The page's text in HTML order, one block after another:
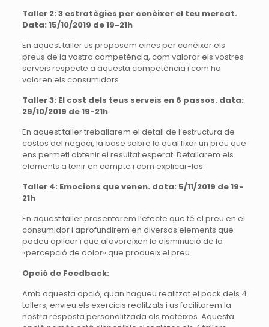
Taller 2: 3 estratègies per conèixer el teu mercat.
Data: 15/10/2019 de 19-21h
En aquest taller us proposem eines per conèixer els
preus de la vostra competència, com valorar els vostres
serveis respecte a aquesta competència i com ho
valoren els consumidors.
Taller 3: El cost dels teus serveis en 6 passos. data:
29/10/2019 de 19-21h
En aquest taller treballarem el detall de l’estructura de
costos del negoci, la base sobre la qual fixar un preu que
ens permeti obtenir el resultat esperat. Detallarem els
elements a tenir en compte i com explicar-los.
Taller 4: Emocions que venen. data: 5/11/2019 de 19-
21h
En aquest taller presentarem l’efecte que té el preu en el
consumidor i aprofundirem en diversos elements que
podeu aplicar i que afavoreixen la disminució de la
«percepció de dolor» que produeix el preu.
Opció de Feedback:
Amb aquesta opció, quan hagueu realitzat el pack dels 4
tallers, envieu els exercicis realitzats i us facilitarem la
nostra resposta personalitzada als mateixos. Aquesta